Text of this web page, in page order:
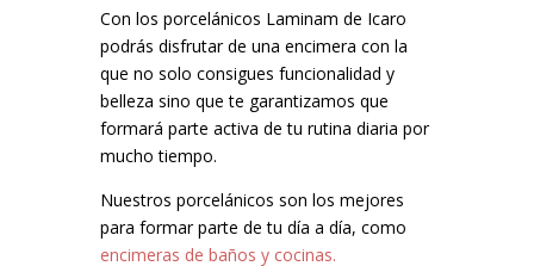
Con los porcelánicos Laminam de Icaro
podrás disfrutar de una encimera con la
que no solo consigues funcionalidad y
belleza sino que te garantizamos que
formará parte activa de tu rutina diaria por
mucho tiempo.
Nuestros porcelánicos son los mejores
para formar parte de tu día a día, como
encimeras de baños y cocinas.